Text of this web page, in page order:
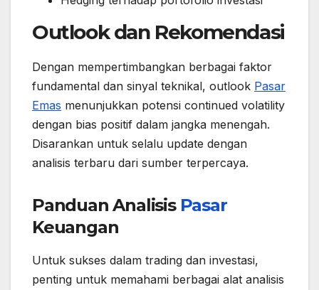
Outlook dan Rekomendasi
Dengan mempertimbangkan berbagai faktor
fundamental dan sinyal teknikal, outlook Pasar
Emas menunjukkan potensi continued volatility
dengan bias positif dalam jangka menengah.
Disarankan untuk selalu update dengan
analisis terbaru dari sumber terpercaya.
Panduan Analisis Pasar
Keuangan
Untuk sukses dalam trading dan investasi,
penting untuk memahami berbagai alat analisis